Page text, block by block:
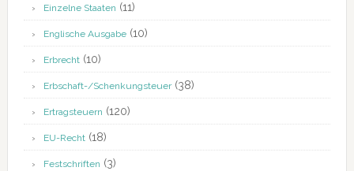
Einzelne Staaten (11)
Englische Ausgabe(10)
Erbrecht(10)
Erbschaft-/Schenkungsteuer(38)
Ertragsteuern (120)
EU-Recht(18)
Festschriften (3)